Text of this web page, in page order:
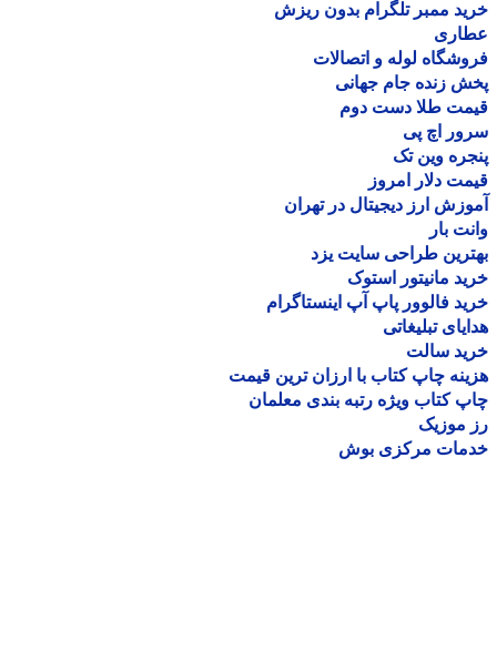
ممبر تلگرام بدون ریزش
لوله و اتصالات
زنده جام جهانی
طلا دست دوم
اچ پی
وین تک
دلار امروز
ارز دیجیتال در تهران
بار
طراحی سایت یزد
مانیتور استوک
فالوور پاپ آپ اینستاگرام
تبلیغاتی
سالت
چاپ کتاب با ارزان ترین قیمت
کتاب ویژه رتبه بندی معلمان
موزیک
مرکزی بوش